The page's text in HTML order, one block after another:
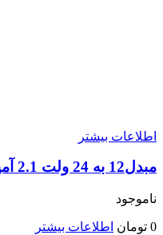
اطلاعات بیشتر
مبدل12 به 24 ولت 2.1 آمپر مین ول مدل SD-50A-24
ناموجود
0 تومان اطلاعات بیشتر